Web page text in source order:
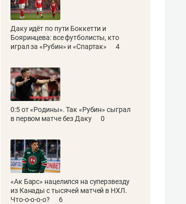
Даку идёт по пути Боккетти и
Бояринцева: все футболисты, кто
играл за «Рубин» и «Спартак»
4
0:5 от «Родины». Так «Рубин» сыграл
в первом матче без Даку
0
«Ак Барс» нацелился на суперзвезду
из Канады с тысячей матчей в НХЛ.
Что-о-о-о-о?
6